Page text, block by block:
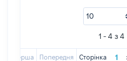
1 - 4 з 4
Перша Попередня Сторінка